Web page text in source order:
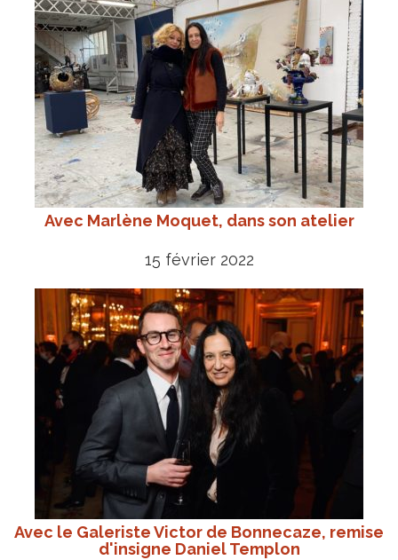
Avec Marlène Moquet, dans son atelier
15 février 2022
Avec le Galeriste Victor de Bonnecaze, remise
d'insigne Daniel Templon